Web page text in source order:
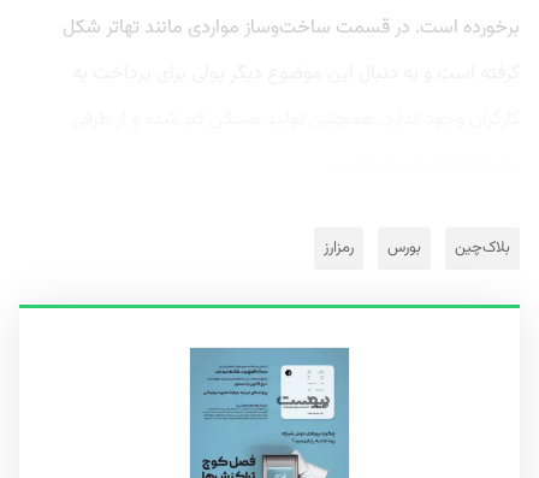
برخورده است. در قسمت ساخت‌وساز مواردی مانند تهاتر شکل
بلاک‌چین بورس رمزارز